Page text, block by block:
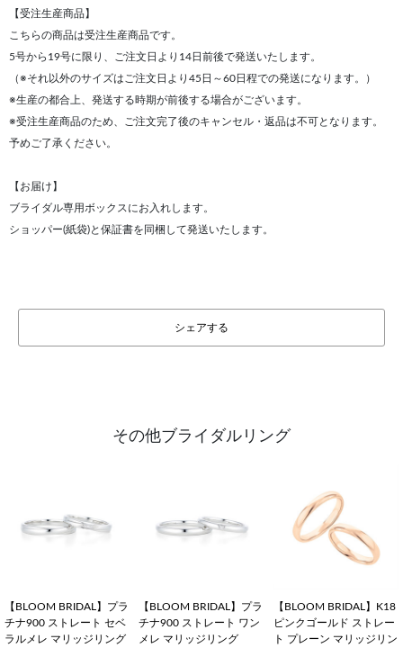
【受注生産商品】
こちらの商品は受注生産商品です。
5号から19号に限り、ご注文日より14日前後で発送いたします。
（※それ以外のサイズはご注文日より45日～60日程での発送になります。）
※生産の都合上、発送する時期が前後する場合がございます。
※受注生産商品のため、ご注文完了後のキャンセル・返品は不可となります。
予めご了承ください。
【お届け】
ブライダル専用ボックスにお入れします。
ショッパー(紙袋)と保証書を同梱して発送いたします。
シェアする
その他ブライダルリング
【BLOOM BRIDAL】プラ
チナ900 ストレート セベ
ラルメレ マリッジリング
【BLOOM BRIDAL】プラ
チナ900 ストレート ワン
メレ マリッジリング
【BLOOM BRIDAL】K18
ピンクゴールド ストレー
ト プレーン マリッジリン